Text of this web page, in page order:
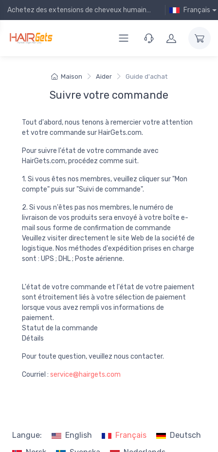
Achetez des extensions de cheveux humains bon marché en ligne ! Français
Maison Aider Guide d'achat
Suivre votre commande
Tout d'abord, nous tenons à remercier votre attention
et votre commande sur HairGets.com.
Pour suivre l'état de votre commande avec
HairGets.com, procédez comme suit.
1. Si vous êtes nos membres, veuillez cliquer sur "Mon
compte" puis sur "Suivi de commande".
2. Si vous n'êtes pas nos membres, le numéro de
livraison de vos produits sera envoyé à votre boîte e-
mail sous forme de confirmation de commande
Veuillez visiter directement le site Web de la société de
logistique. Nos méthodes d'expédition prises en charge
sont : UPS ; DHL ; Poste aérienne.
L'état de votre commande et l'état de votre paiement
sont étroitement liés à votre sélection de paiement
lorsque vous avez rempli vos informations de
paiement.
Statut de la commande
Détails
Pour toute question, veuillez nous contacter.
Courriel : service@hairgets.com
Langue: English Français
Deutsch